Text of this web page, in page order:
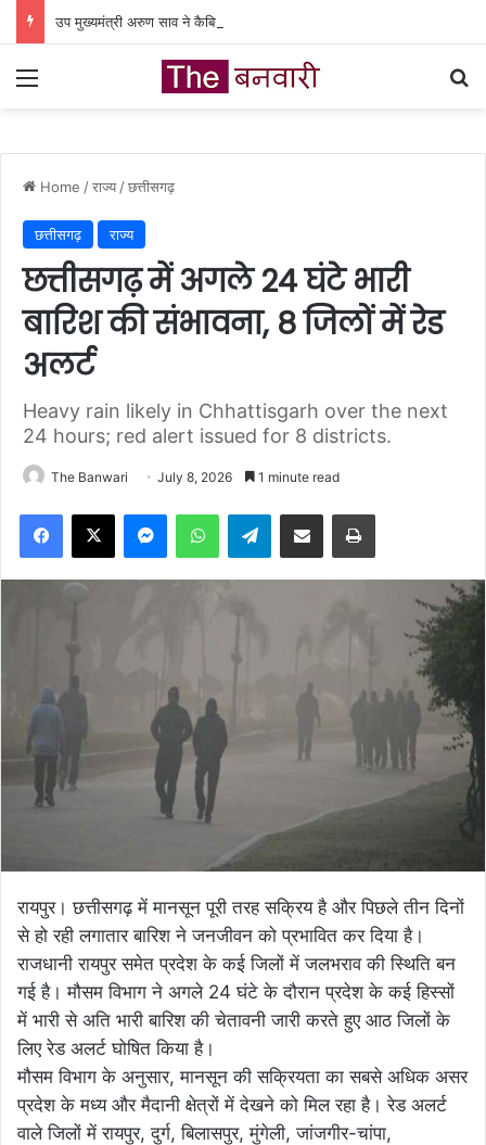
Menu
Home /राज्य /छत्तीसगढ़
छत्तीसगढ़ राज्य
छत्तीसगढ़ में अगले 24 घंटे भारी
बारिश की संभावना, 8 जिलों में रेड
अलर्ट
Heavy rain likely in Chhattisgarh over the next
24 hours; red alert issued for 8 districts.
The Banwari July 8, 2026 1 minute read
Facebook
X MessengerWhatsAppTelegramShare via Email Print
रायपुर। छत्तीसगढ़ में मानसून पूरी तरह सक्रिय है और पिछले तीन दिनों
से हो रही लगातार बारिश ने जनजीवन को प्रभावित कर दिया है।
राजधानी रायपुर समेत प्रदेश के कई जिलों में जलभराव की स्थिति बन
गई है। मौसम विभाग ने अगले 24 घंटे के दौरान प्रदेश के कई हिस्सों
में भारी से अति भारी बारिश की चेतावनी जारी करते हुए आठ जिलों के
लिए रेड अलर्ट घोषित किया है।
मौसम विभाग के अनुसार, मानसून की सक्रियता का सबसे अधिक असर
प्रदेश के मध्य और मैदानी क्षेत्रों में देखने को मिल रहा है। रेड अलर्ट
वाले जिलों में रायपुर, दुर्ग, बिलासपुर, मुंगेली, जांजगीर-चांपा,